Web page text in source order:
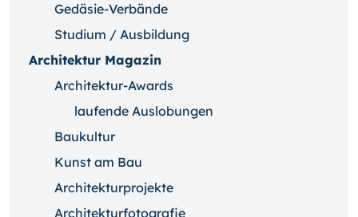
Gedäsie-Verbände
Studium / Ausbildung
Architektur Magazin
Architektur-Awards
laufende Auslobungen
Baukultur
Kunst am Bau
Architekturprojekte
Architekturfotografie